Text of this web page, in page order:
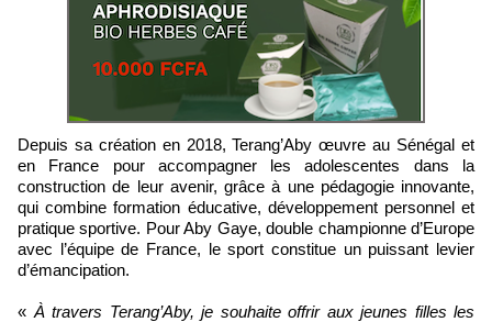
Depuis sa création en 2018, Terang’Aby œuvre au Sénégal et
en France pour accompagner les adolescentes dans la
construction de leur avenir, grâce à une pédagogie innovante,
qui combine formation éducative, développement personnel et
pratique sportive. Pour Aby Gaye, double championne d’Europe
avec l’équipe de France, le sport constitue un puissant levier
d’émancipation.
« À travers Terang’Aby, je souhaite offrir aux jeunes filles les